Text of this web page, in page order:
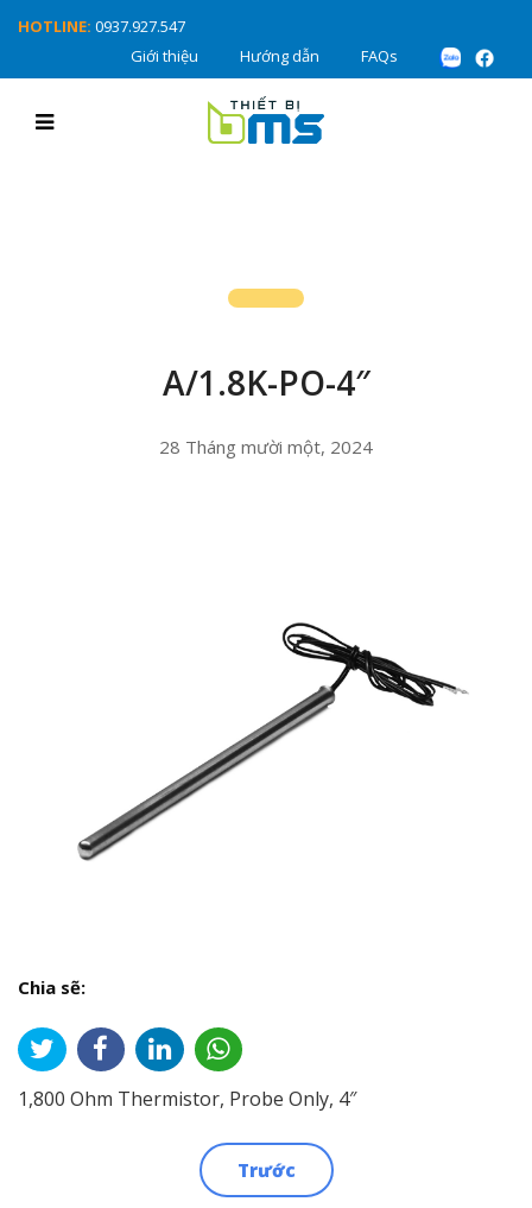
HOTLINE: 0937.927.547
Giới thiệu
Hướng dẫn FAQs
A/1.8K-PO-4″
28 Tháng mười một, 2024
Chia sẽ:
1,800 Ohm Thermistor, Probe Only, 4″
Trước